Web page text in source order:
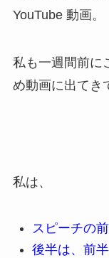
YouTube 動画。
私も一週間前に
め動画に出てき
私は、
スピーチの
後半は、前